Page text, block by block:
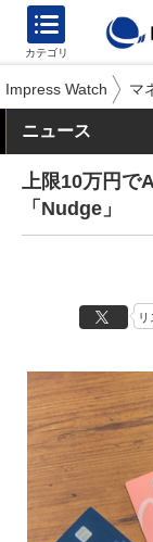
カテゴリ
Impress Watch マ
ニュース
上限10万円で
「Nudge」
リ